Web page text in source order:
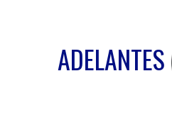
ADELANTES